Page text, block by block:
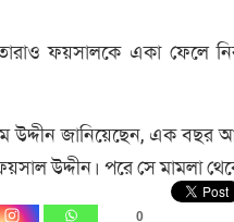
ফয়সালকে একা ফেলে
উদ্দীন জানিয়েছেন, এক
উদ্দীন। পরে সে মামলা
0